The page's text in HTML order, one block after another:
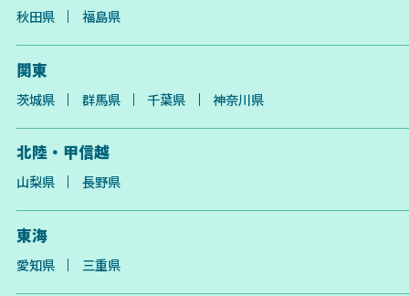
秋田県 福島県
関東
茨城県 群馬県 千葉県 神奈川県
北陸・甲信越
山梨県 長野県
東海
愛知県 三重県